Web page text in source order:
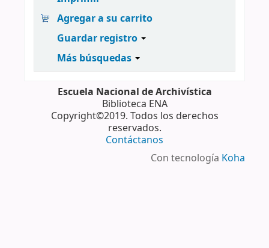
Agregar a su carrito
Guardar registro
Más búsquedas
Escuela Nacional de Archivística
Biblioteca ENA
Copyright©2019. Todos los derechos
reservados.
Contáctanos
Con tecnología Koha